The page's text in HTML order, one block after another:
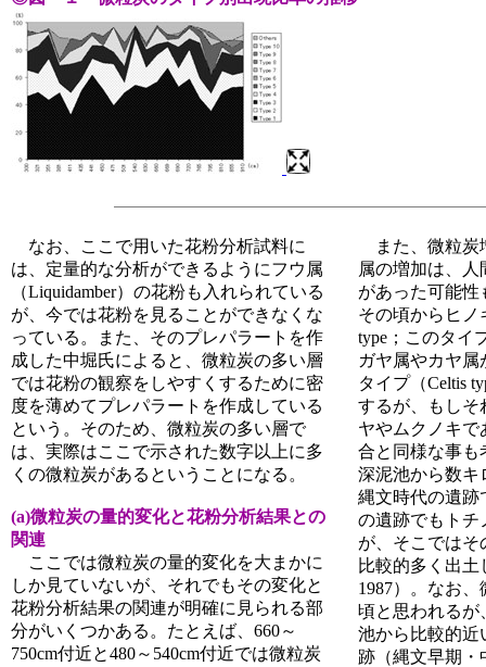
なお、ここで用いた花粉分析試料に
は、定量的な分析ができるようにフウ属
（Liquidamber）の花粉も入れられている
が、今では花粉を見ることができなくな
っている。また、そのプレパラートを作
成した中堀氏によると、微粒炭の多い層
では花粉の観察をしやすくするために密
度を薄めてプレパラートを作成している
という。そのため、微粒炭の多い層で
は、実際はここで示された数字以上に多
くの微粒炭があるということになる。
(a)微粒炭の量的変化と花粉分析結果との
関連
ここでは微粒炭の量的変化を大まかに
しか見ていないが、それでもその変化と
花粉分析結果の関連が明確に見られる部
分がいくつかある。たとえば、660～
750cm付近と480～540cm付近では微粒炭
また、微粒炭
属の増加は、
があった可能性
その頃からヒノ
type；このタイ
ガヤ属やカヤ
タイプ（Celtis
するが、もしそ
ヤやムクノキで
合と同様な事も
深泥池から数キ
縄文時代の遺跡
の遺跡でもトチ
が、そこではそ
比較的多く出土
1987）。なお
頃と思われるが
池から比較的近
跡（縄文早期・